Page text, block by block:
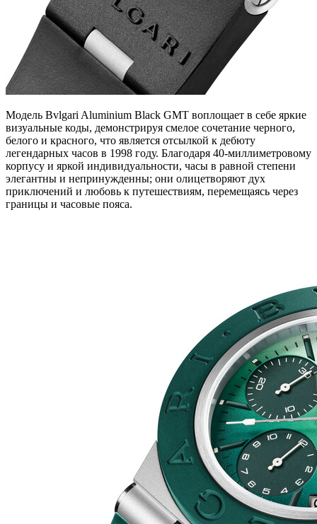
Модель Bvlgari Aluminium Black GMT воплощает в себе яркие
визуальные коды, демонстрируя смелое сочетание черного,
белого и красного, что является отсылкой к дебюту
легендарных часов в 1998 году. Благодаря 40-миллиметровому
корпусу и яркой индивидуальности, часы в равной степени
элегантны и непринужденны; они олицетворяют дух
приключений и любовь к путешествиям, перемещаясь через
границы и часовые пояса.